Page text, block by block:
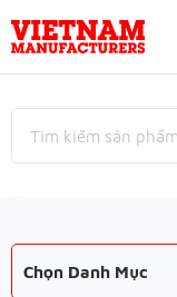
Chọn Danh Mục